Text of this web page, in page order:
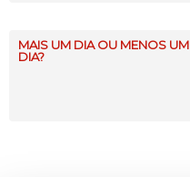
MAIS UM DIA OU MENOS UM
DIA?